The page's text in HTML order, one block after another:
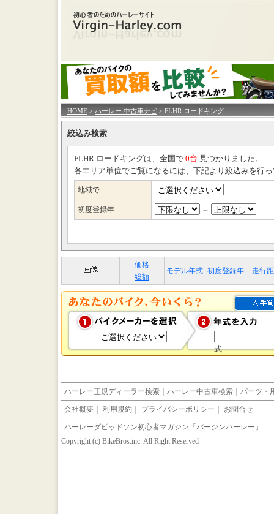
HOME > ハーレー 中古車ナビ > FLHR ロードキング
絞込み検索
FLHR ロードキングは、全国で 0台 見つかりました。
各エリア単位でご覧になるには、下記より絞込みを行
地域で
初度登録年 ～
価格
総額
モデル年式 初度登録年 走行
式
ハーレー正規ディーラー検索 ｜ ハーレー中古車検索 ｜ パーツ・
会社概要 ｜ 利用規約 ｜ プライバシーポリシー ｜ お問合せ
ハーレーダビッドソン初心者マガジン「バージンハーレー」
Copyright (c) BikeBros.inc. All Right Reserved